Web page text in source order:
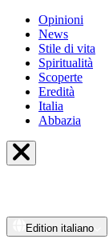
Opinioni
News
Stile di vita
Spiritualità
Scoperte
Eredità
Italia
Abbazia
Edition italiano